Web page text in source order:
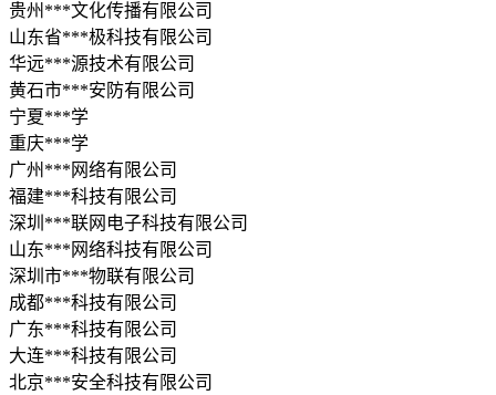
贵州***文化传播有限公司
山东省***极科技有限公司
华远***源技术有限公司
黄石市***安防有限公司
宁夏***学
重庆***学
广州***网络有限公司
福建***科技有限公司
深圳***联网电子科技有限公司
山东***网络科技有限公司
深圳市***物联有限公司
成都***科技有限公司
广东***科技有限公司
大连***科技有限公司
北京***安全科技有限公司